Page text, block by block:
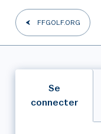
FFGOLF.ORG
Se
connecter